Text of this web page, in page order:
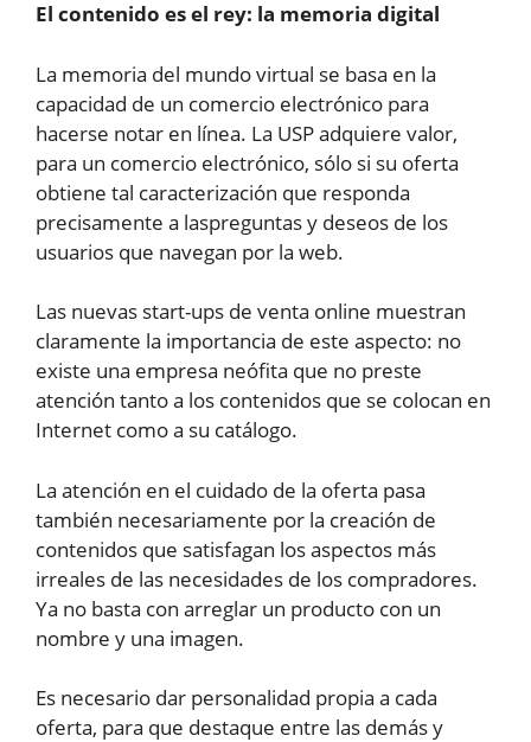
El contenido es el rey: la memoria digital
La memoria del mundo virtual se basa en la
capacidad de un comercio electrónico para
hacerse notar en línea. La USP adquiere valor,
para un comercio electrónico, sólo si su oferta
obtiene tal caracterización que responda
precisamente a laspreguntas y deseos de los
usuarios que navegan por la web.
Las nuevas start-ups de venta online muestran
claramente la importancia de este aspecto: no
existe una empresa neófita que no preste
atención tanto a los contenidos que se colocan en
Internet como a su catálogo.
La atención en el cuidado de la oferta pasa
también necesariamente por la creación de
contenidos que satisfagan los aspectos más
irreales de las necesidades de los compradores.
Ya no basta con arreglar un producto con un
nombre y una imagen.
Es necesario dar personalidad propia a cada
oferta, para que destaque entre las demás y